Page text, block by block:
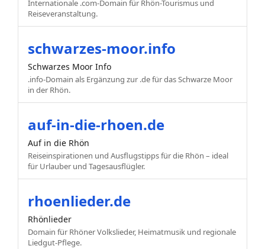
Internationale .com-Domain für Rhön-Tourismus und
Reiseveranstaltung.
schwarzes-moor.info
Schwarzes Moor Info
.info-Domain als Ergänzung zur .de für das Schwarze Moor
in der Rhön.
auf-in-die-rhoen.de
Auf in die Rhön
Reiseinspirationen und Ausflugstipps für die Rhön – ideal
für Urlauber und Tagesausflügler.
rhoenlieder.de
Rhönlieder
Domain für Rhöner Volkslieder, Heimatmusik und regionale
Liedgut-Pflege.